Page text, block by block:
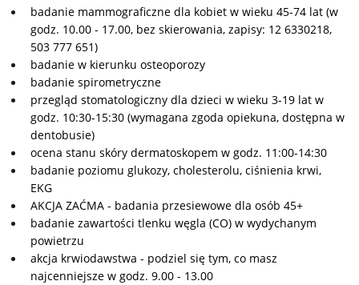
badanie mammograficzne dla kobiet w wieku 45-74 lat (w
godz. 10.00 - 17.00, bez skierowania, zapisy: 12 6330218,
503 777 651)
badanie w kierunku osteoporozy
badanie spirometryczne
przegląd stomatologiczny dla dzieci w wieku 3-19 lat w
godz. 10:30-15:30 (wymagana zgoda opiekuna, dostępna w
dentobusie)
ocena stanu skóry dermatoskopem w godz. 11:00-14:30
badanie poziomu glukozy, cholesterolu, ciśnienia krwi,
EKG
AKCJA ZAĆMA - badania przesiewowe dla osób 45+
badanie zawartości tlenku węgla (CO) w wydychanym
powietrzu
akcja krwiodawstwa - podziel się tym, co masz
najcenniejsze w godz. 9.00 - 13.00